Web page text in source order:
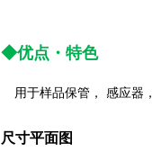
◆优点・特色
用于样品保管， 感应器
尺寸平面图